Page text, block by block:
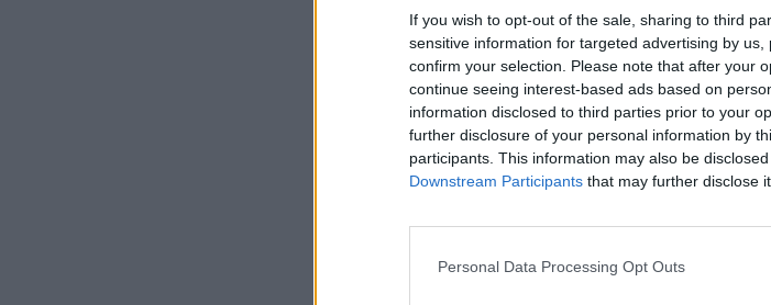
If you wish to opt-out of the sale, sharing to third
sensitive information for targeted advertising by
confirm your selection. Please note that after your
continue seeing interest-based ads based on
information disclosed to third parties prior to your
further disclosure of your personal information by
participants. This information may also be
Downstream Participants that may further disclose
Personal Data Processing Opt Outs